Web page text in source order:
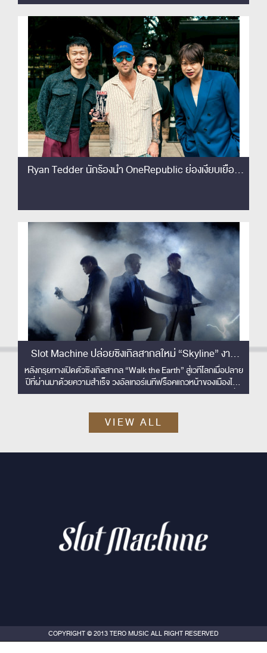
Ryan Tedder นักร้องนำ OneRepublic ย่องเงียบเยือน
Slot Machine ปล่อยซิงเกิลสากลใหม่ “Skyline” งาน
ดนตรีปลดจินตนาการเหนือขอบฟ้า พร้อมส่งมิวสิควิดีโอ
คอนเซปต์ล้ำ ไร้ขีดจำกัด !!
หลังกรุยทางเปิดตัวซิงเกิลสากล “Walk the Earth” สู่เวทีโลกเมื่อปลาย
ปีที่ผ่านมาด้วยความสำเร็จ วงอัลเทอร์เนทีฟร็อคแถวหน้าของเมืองไทย
Slot Machine ค่าย Tero Music ได้เวลาปล่อยซิงเกิลสากลลำดับที่ 2
VIEW ALL
COPYRIGHT © 2013 TERO MUSIC ALL RIGHT RESERVED